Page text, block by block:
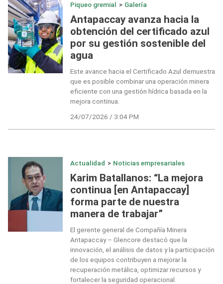
Piqueo gremial > Galería
Antapaccay avanza hacia la
obtención del certificado azul
por su gestión sostenible del
agua
Este avance hacia el Certificado Azul demuestra
que es posible combinar una operación minera
eficiente con una gestión hídrica basada en la
mejora continua.
24/07/2026 / 3:04 PM
Actualidad > Noticias empresariales
Karim Batallanos: “La mejora
continua [en Antapaccay]
forma parte de nuestra
manera de trabajar”
El gerente general de Compañía Minera
Antapaccay – Glencore destacó que la
innovación, el análisis de datos y la participación
de los equipos contribuyen a mejorar la
recuperación metálica, optimizar recursos y
fortalecer la seguridad operacional.